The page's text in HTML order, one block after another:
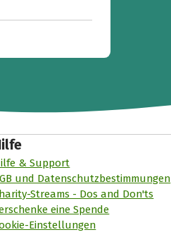
& Support
und Datenschutzbestimmungen
Streams - Dos and Don'ts
eine Spende
Einstellungen